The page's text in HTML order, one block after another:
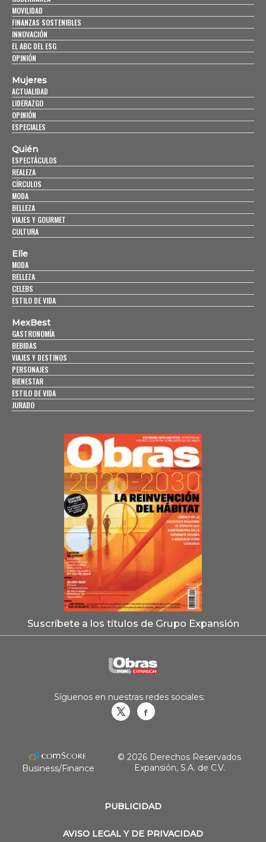
MOVILIDAD
FINANZAS SOSTENIBLES
INNOVACIÓN
EL ABC DEL ESG
OPINIÓN
Mujeres
ACTUALIDAD
LIDERAZGO
OPINIÓN
ESPECIALES
Quién
ESPECTÁCULOS
REALEZA
CÍRCULOS
MODA
BELLEZA
VIAJES Y GOURMET
CULTURA
Elle
MODA
BELLEZA
CELEBS
ESTILO DE VIDA
MexBest
GASTRONOMÍA
BEBIDAS
VIAJES Y DESTINOS
PERSONAJES
BIENESTAR
ESTILO DE VIDA
JURADO
Suscríbete a los títulos de Grupo Expansión
PUBLICIDAD
AVISO LEGAL Y DE PRIVACIDAD
Síguenos en nuestras redes sociales:
Business/Finance
© 2026 Derechos Reservados
Expansión, S.A. de C.V.